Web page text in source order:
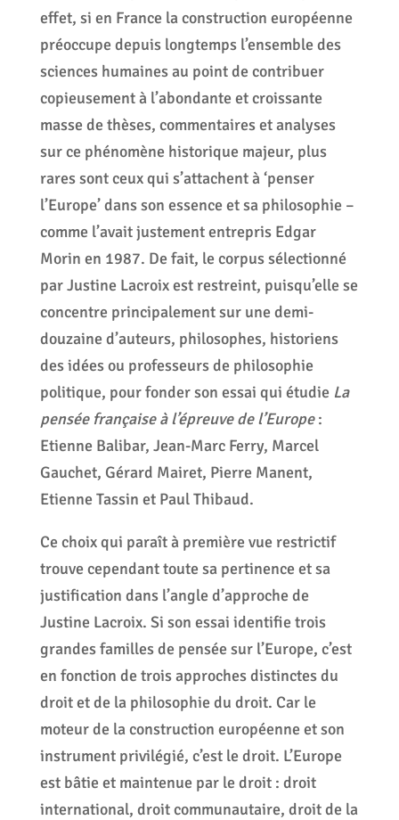
effet, si en France la construction européenne
préoccupe depuis longtemps l’ensemble des
sciences humaines au point de contribuer
copieusement à l’abondante et croissante
masse de thèses, commentaires et analyses
sur ce phénomène historique majeur, plus
rares sont ceux qui s’attachent à ‘penser
l’Europe’ dans son essence et sa philosophie –
comme l’avait justement entrepris Edgar
Morin en 1987. De fait, le corpus sélectionné
par Justine Lacroix est restreint, puisqu’elle se
concentre principalement sur une demi-
douzaine d’auteurs, philosophes, historiens
des idées ou professeurs de philosophie
politique, pour fonder son essai qui étudie La
pensée française à l’épreuve de l’Europe:
Etienne Balibar, Jean-Marc Ferry, Marcel
Gauchet, Gérard Mairet, Pierre Manent,
Etienne Tassin et Paul Thibaud.
Ce choix qui paraît à première vue restrictif
trouve cependant toute sa pertinence et sa
justification dans l’angle d’approche de
Justine Lacroix. Si son essai identifie trois
grandes familles de pensée sur l’Europe, c’est
en fonction de trois approches distinctes du
droit et de la philosophie du droit. Car le
moteur de la construction européenne et son
instrument privilégié, c’est le droit. L’Europe
est bâtie et maintenue par le droit : droit
international, droit communautaire, droit de la